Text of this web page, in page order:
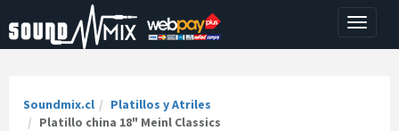
Toggle
Soundmix.cl
Platillos y Atriles
Platillo china 18" Meinl Classics